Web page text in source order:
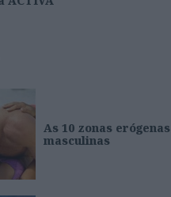
As 10 zonas erógenas
masculinas